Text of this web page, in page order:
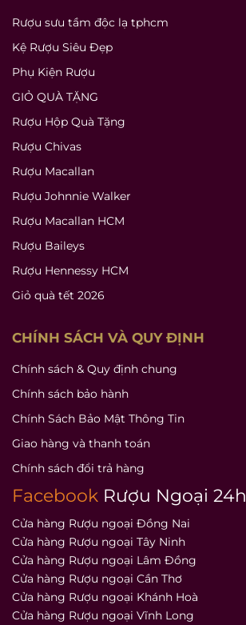
Rượu sưu tầm độc lạ tphcm
Kệ Rượu Siêu Đẹp
Phụ Kiện Rượu
GIỎ QUÀ TẶNG
Rượu Hộp Quà Tặng
Rượu Chivas
Rượu Macallan
Rượu Johnnie Walker
Rượu Macallan HCM
Rượu Baileys
Rượu Hennessy HCM
Giỏ quà tết 2026
CHÍNH SÁCH VÀ QUY ĐỊNH
Chính sách & Quy định chung
Chính sách bảo hành
Chính Sách Bảo Mật Thông Tin
Giao hàng và thanh toán
Chính sách đổi trả hàng
Facebook Rượu Ngoại 24h
Cửa hàng Rượu ngoại Đồng Nai
Cửa hàng Rượu ngoại Tây Ninh
Cửa hàng Rượu ngoại Lâm Đồng
Cửa hàng Rượu ngoại Cần Thơ
Cửa hàng Rượu ngoại Khánh Hoà
Cửa hàng Rượu ngoại Vĩnh Long